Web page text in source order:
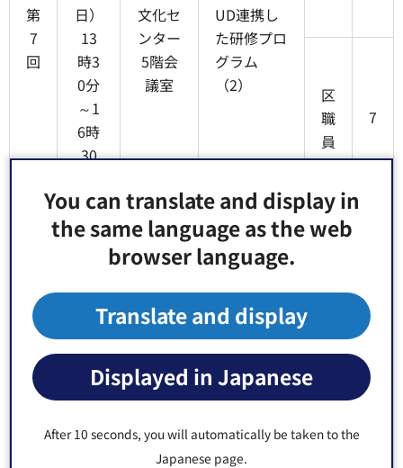
You can translate and display in
the same language as the web
browser language.
Translate and display
Displayed in Japanese
After 10 seconds, you will automatically be taken to the
Japanese page.
第
7
回
日）
13
時3
0分
～1
6時
30
文化セ
ンター
5階会
議室
UD連携し
た研修プロ
グラム
（2）
区
職
員
7
第
8
回
月4
（日
曜
日）
13
時3
0分
～1
江東区
7階会
議室
平成28年
ョップの振
り返り
職